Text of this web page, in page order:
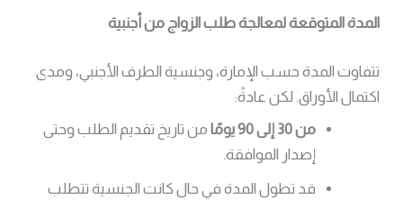
المدة المتوقعة لمعالجة طلب الزواج من أجنبية
تتفاوت المدة حسب الإمارة، وجنسية الطرف الأجنبي، ومدى
اكتمال الأوراق. لكن عادةً:
من 30 إلى 90 يومًا
من تاريخ تقديم الطلب وحتى
إصدار الموافقة.
قد تطول المدة في حال كانت الجنسية تتطلب